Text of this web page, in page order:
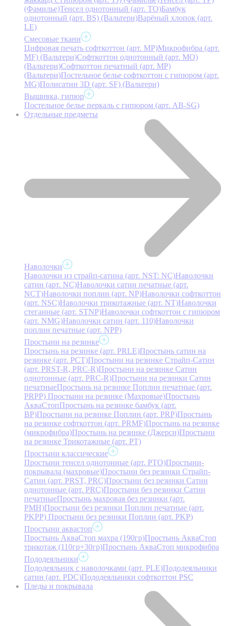
(Фамилье)Тенсел однотонный (арт. TO)Бамбук
однотонный (арт. BS) (Вальтери)Варёный хлопок (арт.
LE)
Смесовые ткани
Цифровая печать софткоттон (арт. MP)Микрофибра (арт.
MF) (Вальтери)Софткоттон однотонный (арт. MO)
(Вальтери)Софткоттон печатный (арт. MР)
(Вальтери)Постельное белье софткоттон с гипюром (арт.
MG)Полисатин 3D (арт. SF) (Вальтери)
Вышивка, гипюр
Постельное белье перкаль с гипюром (арт. AB-SG)
Отдельные предметы
Наволочки
Наволочки из страйп-сатина (арт. NST: NC)Наволочки
сатин (арт. NC)Наволочки сатин печатные (арт.
NCT)Наволочки поплин (арт. NP)Наволочки софткоттон
(арт. NSC)Наволочки трикотажные (арт. NT)Наволочки
стеганные (арт. STNP)Наволочки софткоттон с гипюром
(арт. NMG)Наволочки сатин (арт. 110)Наволочки
поплин печатные (арт. NPP)
Простыни на резинке
Простынь на резинке (арт. PRLE)Простынь сатин на
резинке (арт. PCT)Простыни на резинке Страйп-Сатин
(арт. PRST-R, PRC-R)Простыни на резинке Сатин
однотонные (арт. PRC-R)Простыни на резинки Сатин
печатныеПростынь на резинке Поплин печатные (арт.
PRPP) Простыни на резинке (Махровые)Простынь
АкваСтопПростынь на резинке бамбук (арт.
BP)Простыни на резинке Поплин (арт. PRP)Простынь
на резинке софткоттон (арт. PRMF)Простынь на резинке
(микрофибра)Простынь на резинке (Джерси)Простыни
на резинке Трикотажные (арт. РТ)
Простыни классические
Простыни тенсел однотонные (арт. PTO)Простыни-
покрывала (махровые)Простыни без резинки Страйп-
Сатин (арт. PRST, PRC)Простыни без резинки Сатин
однотонные (арт. PRC)Простыни без резинки Сатин
печатныеПростынь махровая без резинки (арт.
PMH)Простыни без резинки Поплин печатные (арт.
PKPP) Простыни без резинки Поплин (арт. PKP)
Простыни аквастоп
Простынь АкваСтоп махра (190гр)Простынь АкваСтоп
трикотаж (110гр+30гр)Простынь АкваСтоп микрофибра
Пододеяльники
Пододеяльник с наволочками (арт. PLE)Пододеяльники
сатин (арт. PDC)Пододеяльники софткоттон PSC
Пледы и покрывала